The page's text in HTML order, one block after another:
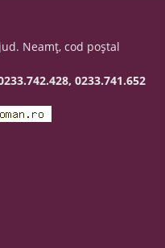
Neamţ, cod poştal
0233.741.652